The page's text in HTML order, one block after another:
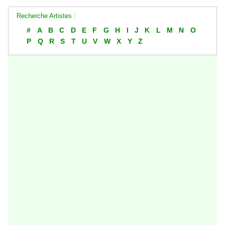
Recherche Artistes :
# A B C D E F G H I J K L M N
O
P
Q R S T U V W X Y Z